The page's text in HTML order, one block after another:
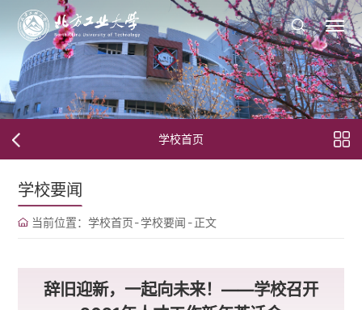
学校首页
学校要闻
当前位置： 学校首页-学校要闻 -正文
辞旧迎新，一起向未来！——学校召开